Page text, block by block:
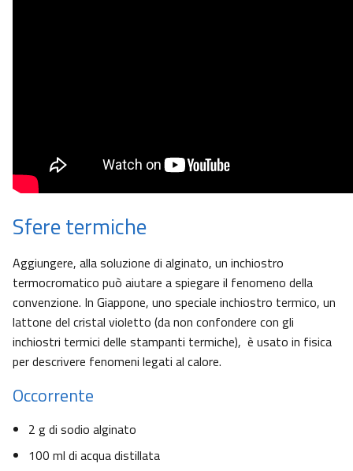
Sfere termiche
Aggiungere, alla soluzione di alginato, un inchiostro
termocromatico può aiutare a spiegare il fenomeno della
convenzione. In Giappone, uno speciale inchiostro termico, un
lattone del cristal violetto (da non confondere con gli
inchiostri termici delle stampanti termiche), è usato in fisica
per descrivere fenomeni legati al calore.
Occorrente
2 g di sodio alginato
100 ml di acqua distillata